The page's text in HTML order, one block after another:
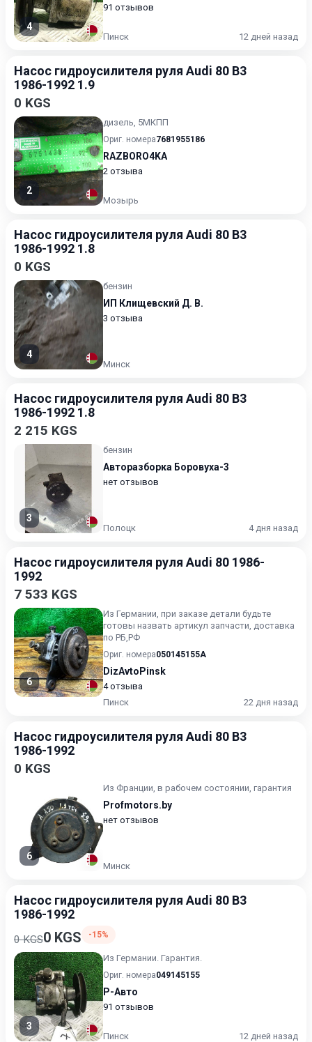
4
91 отзывов
Пинск 12 дней назад
Насос гидроусилителя руля Audi 80 B3
1986-1992 1.9
0 KGS
2
дизель, 5МКПП
Ориг. номера7681955186
RAZBORO4KA
2 отзыва
Мозырь
Насос гидроусилителя руля Audi 80 B3
1986-1992 1.8
0 KGS
4
бензин
ИП Клищевский Д. В.
3 отзыва
Минск
Насос гидроусилителя руля Audi 80 B3
1986-1992 1.8
2 215 KGS
3
бензин
Авторазборка Боровуха-3
нет отзывов
Полоцк 4 дня назад
Насос гидроусилителя руля Audi 80 1986-
1992
7 533 KGS
6
Из Германии, при заказе детали будьте
готовы назвать артикул запчасти, доставка
по РБ,РФ
Ориг. номера050145155A
DizAvtoPinsk
4 отзыва
Пинск
22 дня назад
Насос гидроусилителя руля Audi 80 B3
1986-1992
0 KGS
6
Из Франции, в рабочем состоянии, гарантия
Profmotors.by
нет отзывов
Минск
Насос гидроусилителя руля Audi 80 B3
1986-1992
0 KGS0 KGS -15%
3
Из Германии. Гарантия.
Ориг. номера049145155
Р-Авто
91 отзывов
Пинск 12 дней назад